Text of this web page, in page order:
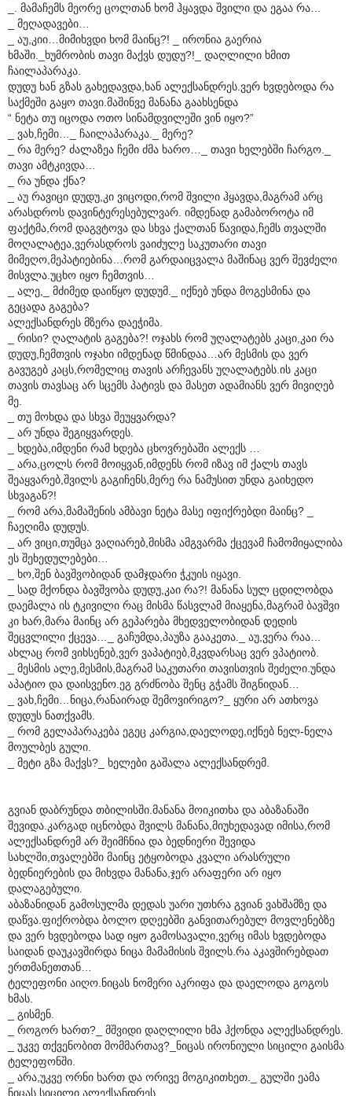
_. მამაჩემს მეორე ცოლთან ხომ ჰყავდა შვილი და ეგაა რა…
_ მეღადავები…
_ აუ,კიი…მიმიხვდი ხომ მაინც?! _ ირონია გაერია
ხმაში._ხუმრობის თავი მაქვს დუდუ?!_ დაღლილი ხმით
ჩაილაპარაკა.
დუდუ ხან გზას გახედავდა,ხან ალექსანდრეს.ვერ ხვდებოდა რა
საქმეში გაყო თავი.მაშინვე მანანა გაახსენდა
“ ნეტა თუ იცოდა ოთო სინამდვილეში ვინ იყო?”
_ ვახ,ჩემი…_ ჩაილაპარაკა._ მერე?
_ რა მერე? ძალაზეა ჩემი ძმა ხარო…_ თავი ხელებში ჩარგო._
თავი ამტკივდა…
_ რა უნდა ქნა?
_ აუ რავიცი დუდუ,კი ვიცოდი,რომ შვილი ჰყავდა,მაგრამ არც
არასდროს დავინტერესებულვარ. იმდენად გამაბოროტა იმ
ფაქტმა,რომ დაგვტოვა და სხვა ქალთან წავიდა,ჩემს თვალში
მოღალატეა,ვერასდროს ვაიძულე საკუთარი თავი
მიმეღო,მეპატიებინა…რომ გარდაიცვალა მაშინაც ვერ შევძელი
მისვლა.უცხო იყო ჩემთვის…
_ ალე,_ მძიმედ დაიწყო დუდუმ._ იქნებ უნდა მოგესმინა და
გეცადა გაგება?
ალექსანდრეს მზერა დაეჭიმა.
_ რისი? ღალატის გაგება?! ოჯახს რომ უღალატებს კაცი,კაი რა
დუდუ,ჩემთვის ოჯახი იმდენად წმინდაა…არ მესმის და ვერ
გავუგებ კაცს,რომელიც თავის არჩევანს უღალატებს.ის კაცი
თავის თავსაც არ სცემს პატივს და მასეთ ადამიანს ვერ მივიღებ
მე.
_ თუ მოხდა და სხვა შეუყვარდა?
_ არ უნდა შეგიყვარდეს.
_ ხდება,იმდენი რამ ხდება ცხოვრებაში ალექს …
_ არა,ცოლს რომ მოიყვან,იმდენს რომ იზავ იმ ქალს თავს
შეაყვარებ,შვილს გაგიჩენს,მერე რა ნამუსით უნდა გაიხედო
სხვაგან?!
_ რომ არა,მამაშენის ამბავი ნეტა მასე იფიქრებდი მაინც? _
ჩაეღიმა დუდუს.
_ არ ვიცი,თუმცა ვაღიარებ,მისმა ამგვარმა ქცევამ ჩამომიყალიბა
ეს შეხედულებები…
_ ხო,შენ ბავშვობიდან დამჯდარი ჭკუის იყავი.
_ სად მქონდა ბავშვობა დუდუ,კაი რა?! მანანა სულ ცდილობდა
დაემალა ის ტკივილი რაც მისმა წასვლამ მიაყენა,მაგრამ ბავშვი
კი ხარ,მარა მაინც არ გეპარება მხედველობიდან დედის
შეცვლილი ქცევა…_ გაჩუმდა,პაუზა გააკეთა._ აუ,ვერა რაა…
ახლაც რომ ვიხსენებ,ვერ ვაპატიებ,მკვდარსაც ვერ ვპატიობ.
_ მესმის ალე,მესმის,მაგრამ საკუთარი თავისთვის შეძელი.უნდა
აპატიო და დაისვენო.ეგ გრძნობა შენც გჭამს შიგნიდან…
_ ვახ,ჩემი…ნიცა,რანაირად შემოვირიგო?_ ყური არ ათხოვა
დუდუს ნათქვამს.
_ რომ გელაპარაკება ეგეც კარგია,დაელოდე,იქნებ ნელ-ნელა
მოულბეს გული.
_ მეტი გზა მაქვს?_ ხელები გაშალა ალექსანდრემ.
გვიან დაბრუნდა თბილისში.მანანა მოიკითხა და აბაზანაში
შევიდა.კარგად იცნობდა შვილს მანანა,მიუხედავად იმისა,რომ
ალექსანდრემ არ შეიმჩნია და ბედნიერი შევიდა
სახლში,თვალებში მაინც ეტყობოდა კვალი არასრული
ბედნიერების და მიხვდა მანანა,ჯერ არაფერი არ იყო
დალაგებული.
აბაზანიდან გამოსულმა დედას უარი უთხრა გვიან ვახშამზე და
დაწვა.ფიქრობდა ბოლო დღეებში განვითარებულ მოვლენებზე
და ვერ ხვდებოდა სად იყო გამოსავალი,ვერც იმას ხვდებოდა
საიდან დაუკავშირდა ნიცა მამამისის შვილს.რა აკავშირებდათ
ერთმანეთთან…
ტელეფონი აიღო.ნიცას ნომერი აკრიფა და დაელოდა გოგოს
ხმას.
_ გისმენ.
_ როგორ ხართ?_ მშვიდი დაღლილი ხმა ჰქონდა ალექსანდრეს.
_ უკვე თქვენობით მომმართავ?_ნიცას ირონიული სიცილი გაისმა
ტელეფონში.
_ არა,უკვე ორნი ხართ და ორივე მოგიკითხეთ._ გულში ეამა
ნიცას სიცილი ალექსანდრეს.